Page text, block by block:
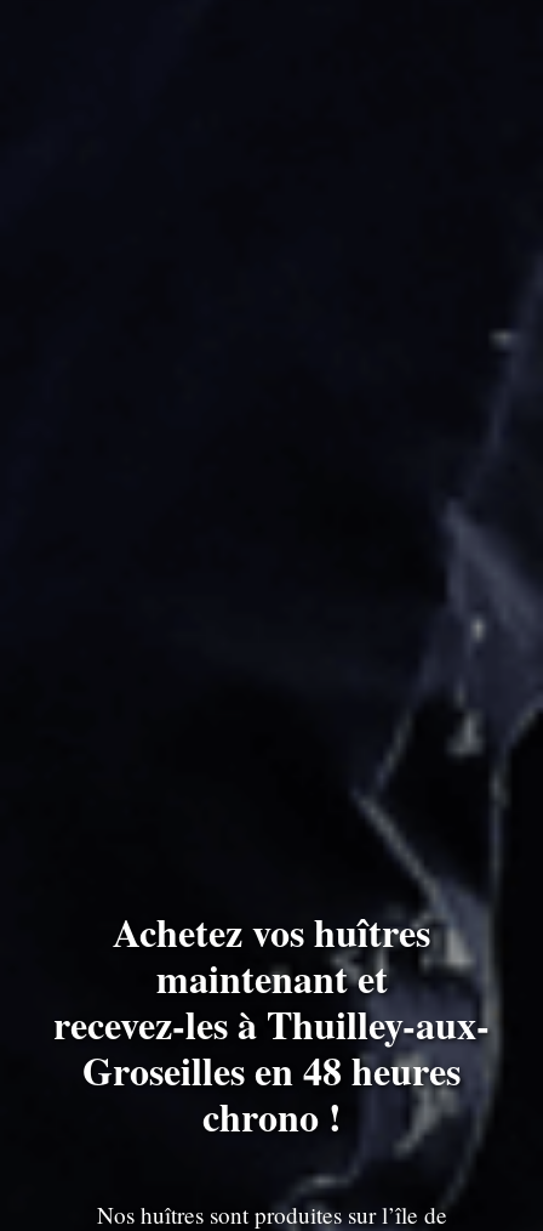
Achetez vos huîtres
maintenant et
recevez-les à Thuilley-aux-
Groseilles en 48 heures
chrono !
Nos huîtres sont produites sur l’île de